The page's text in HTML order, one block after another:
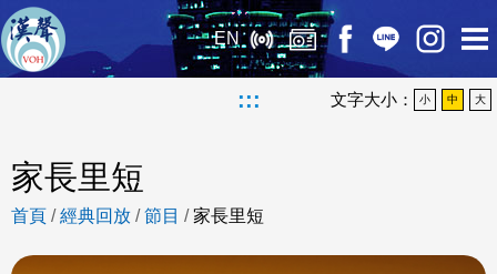
EN
::: 文字大小： 小 中 大
家長里短
首頁 /經典回放 /節目 /家長里短